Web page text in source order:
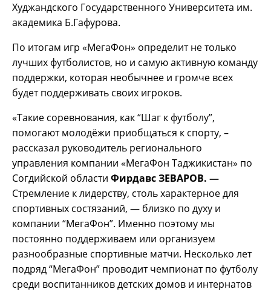
Худжандского Государственного Университета им.
академика Б.Гафурова.
По итогам игр «МегаФон» определит не только
лучших футболистов, но и самую активную команду
поддержки, которая необычнее и громче всех
будет поддерживать своих игроков.
«Такие соревнования, как “Шаг к футболу”,
помогают молодёжи приобщаться к спорту, –
рассказал руководитель регионального
управления компании «МегаФон Таджикистан» по
Согдийской области Фирдавс ЗЕВАРОВ. —
Стремление к лидерству, столь характерное для
спортивных состязаний, — близко по духу и
компании “МегаФон”. Именно поэтому мы
постоянно поддерживаем или организуем
разнообразные спортивные матчи. Несколько лет
подряд “МегаФон” проводит чемпионат по футболу
среди воспитанников детских домов и интернатов